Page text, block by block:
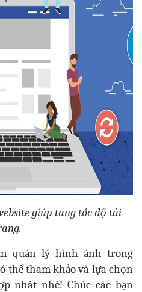
giúp tăng tốc độ tải
quản lý hình ảnh trong
thể tham khảo và lựa chọn
nhất nhé! Chúc các bạn